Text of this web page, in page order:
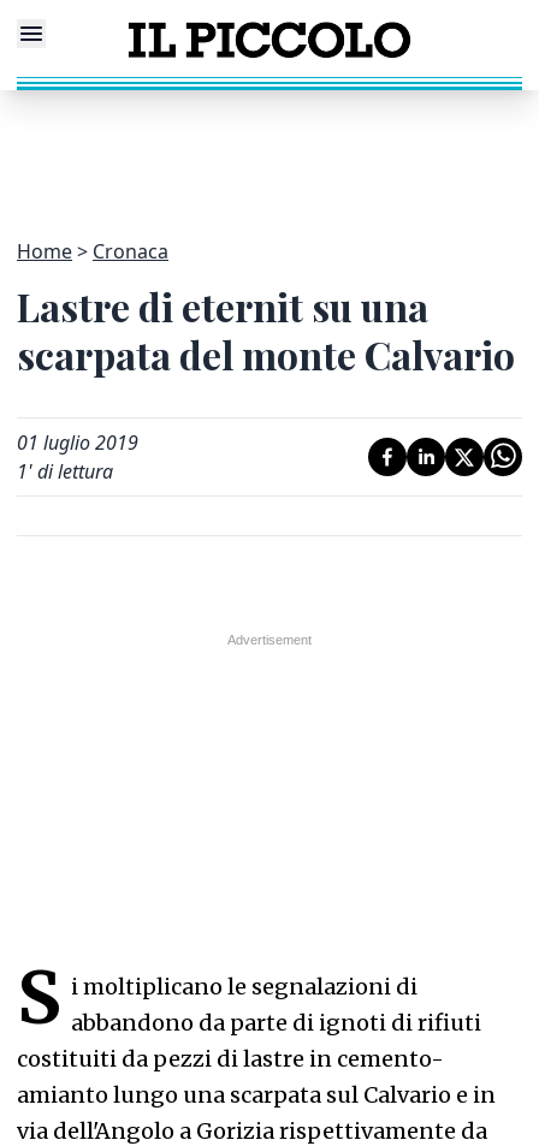
Home Cronaca
Lastre di eternit su una
scarpata del monte Calvario
01 luglio 2019
1' di lettura
S i moltiplicano le segnalazioni di
abbandono da parte di ignoti di rifiuti
costituiti da pezzi di lastre in cemento-
amianto lungo una scarpata sul Calvario e in
via dell'Angolo a Gorizia rispettivamente da